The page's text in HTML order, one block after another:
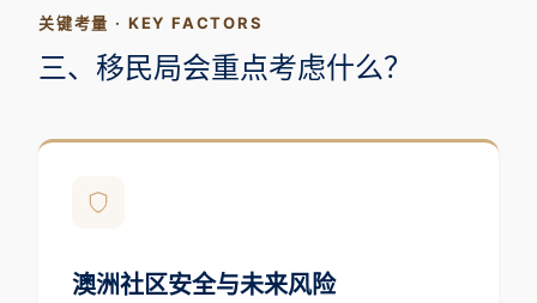
关键考量 · KEY FACTORS
三、移民局会重点考虑什么？
澳洲社区安全与未来风险